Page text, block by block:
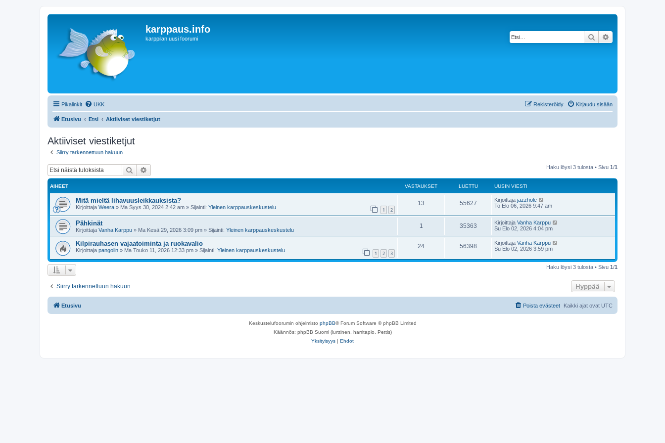
karppaus.info
karppilan uusi foorumi Etsi
Pikalinkit UKK Kirjaudu sisään
Rekisteröidy
Etusivu Etsi Aktiiviset viestiketjut
Aktiiviset viestiketjut
Siirry tarkennettuun hakuun
Etsi Haku löysi 3 tulosta • Sivu 1/1
AIHEET VASTAUKSET LUETTU UUSIN VIESTI
Mitä mieltä lihavuusleikkauksista?
Kirjoittaja Weera » Ma Syys 30, 2024 2:42 am » Sijainti: Yleinen karppauskeskustelu 1 2
13 55627 Kirjoittaja jazzhole
To Elo 06, 2026 9:47 am
Pähkinät
Kirjoittaja Vanha Karppu » Ma Kesä 29, 2026 3:09 pm » Sijainti: Yleinen karppauskeskustelu
1 35363 Kirjoittaja Vanha Karppu
Su Elo 02, 2026 4:04 pm
Kilpirauhasen vajaatoiminta ja ruokavalio
Kirjoittaja pangolin » Ma Touko 11, 2026 12:33 pm » Sijainti: Yleinen karppauskeskustelu 1 2 3
24 56398 Kirjoittaja Vanha Karppu
Su Elo 02, 2026 3:59 pm
Haku löysi 3 tulosta • Sivu 1/1
Siirry tarkennettuun hakuun Hyppää
Etusivu Kaikki ajat ovat UTC
Poista evästeet
Keskustelufoorumin ohjelmisto phpBB® Forum Software © phpBB Limited
Käännös: phpBB Suomi (lurttinen, harritapio, Pettis)
Yksityisyys | Ehdot